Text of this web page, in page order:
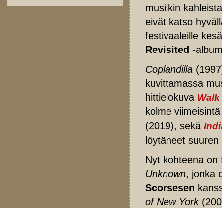
musiikin
eivät katso
festivaaleille
Revisited -
Coplandilla
kuvittamassa
hittielokuva
kolme
(2019), sekä
löytäneet suuren
Nyt kohteena on
Unknown, jonka
Scorsesen
of New York